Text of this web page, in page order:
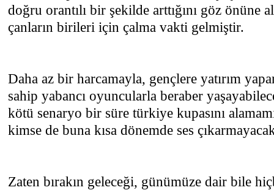
doğru orantılı bir şekilde arttığını göz önüne
çanların birileri için çalma vakti gelmiştir.
Daha az bir harcamayla, gençlere yatırım
sahip yabancı oyuncularla beraber
kötü senaryo bir süre türkiye kupasını
kimse de buna kısa dönemde ses
Zaten bırakın geleceği, günümüze dair bile